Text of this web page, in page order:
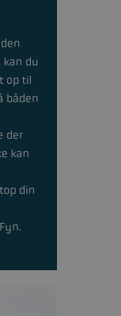
du
op til
båden
der
kan
din